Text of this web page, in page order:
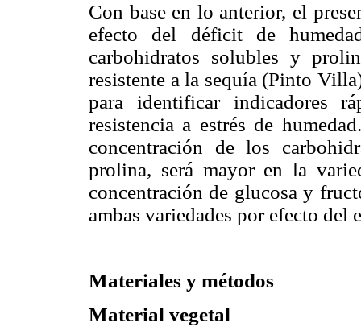
Con base en lo anterior, el
efecto del déficit de
carbohidratos solubles y
resistente a la sequía (Pinto
para identificar indicadores
resistencia a estrés de
concentración de los
prolina, será mayor en la
concentración de glucosa y
ambas variedades por efecto del
Materiales y métodos
Material vegetal